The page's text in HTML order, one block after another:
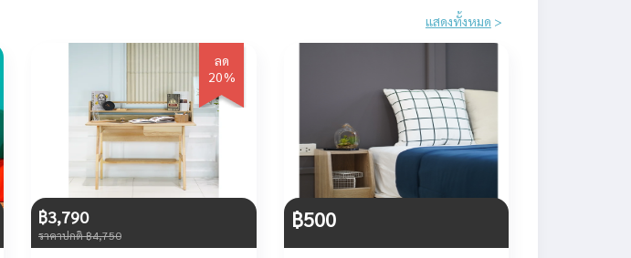
แสดงทั้งหมด >
ลด
20%
฿3,790
ราคาปกติ ฿4,750
฿500